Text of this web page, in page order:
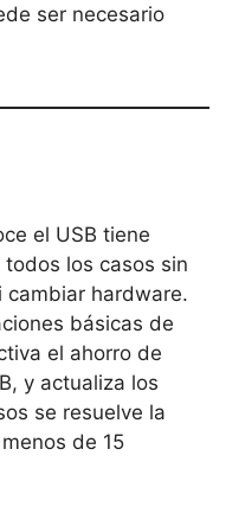
ser necesario
el USB tiene
los casos sin
hardware.
básicas de
el ahorro de
y actualiza los
se resuelve la
de 15